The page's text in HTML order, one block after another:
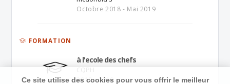
Octobre 2018 - Mai 2019
FORMATION
à l'ecole des chefs
2019 - 2019
Ce site utilise des cookies pour vous offrir le meilleur